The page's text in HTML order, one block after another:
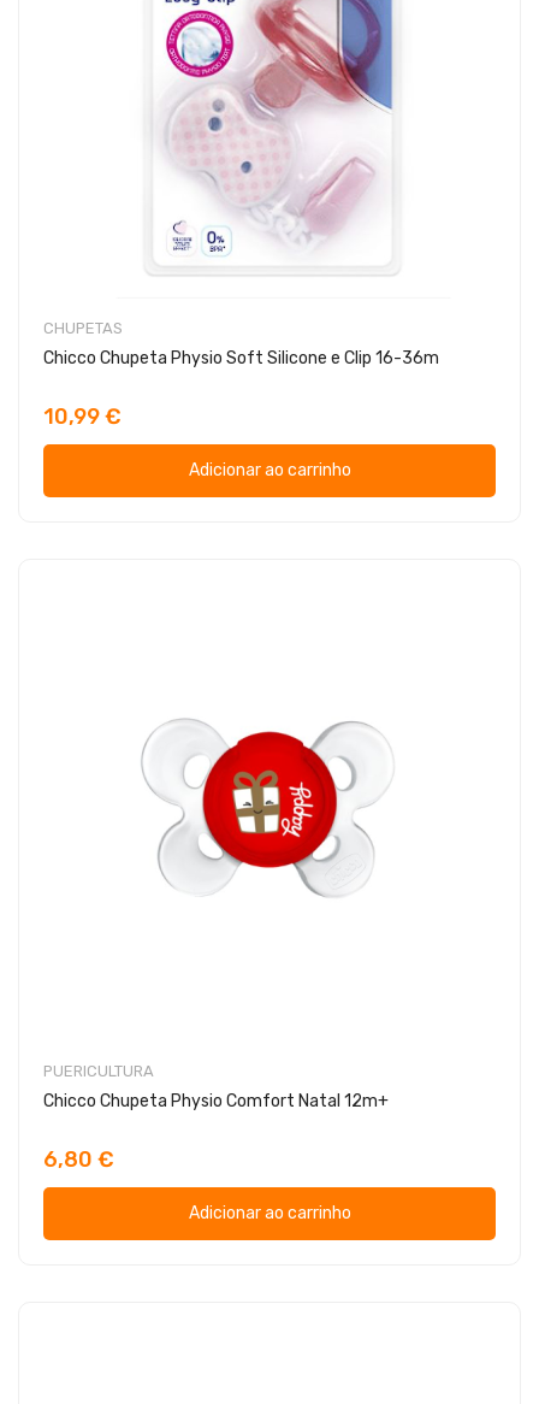
CHUPETAS
Chicco Chupeta Physio Soft Silicone e Clip 16-36m
10,99 €
Adicionar ao carrinho
PUERICULTURA
Chicco Chupeta Physio Comfort Natal 12m+
6,80 €
Adicionar ao carrinho